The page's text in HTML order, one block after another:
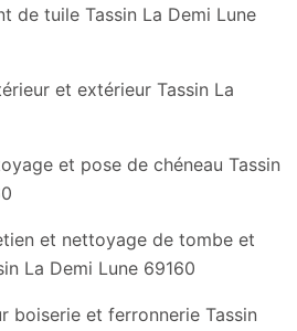
de tuile Tassin La Demi Lune
et extérieur Tassin La
et pose de chéneau Tassin
et nettoyage de tombe et
La Demi Lune 69160
boiserie et ferronnerie Tassin